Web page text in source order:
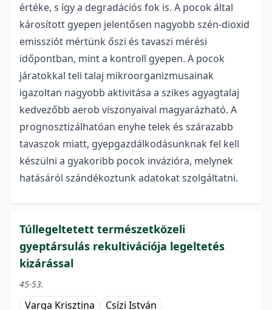
értéke, s így a degradációs fok is. A pocok által
károsított gyepen jelentősen nagyobb szén-dioxid
emissziót mértünk őszi és tavaszi mérési
időpontban, mint a kontroll gyepen. A pocok
járatokkal teli talaj mikroorganizmusainak
igazoltan nagyobb aktivitása a szikes agyagtalaj
kedvezőbb aerob viszonyaival magyarázható. A
prognosztizálhatóan enyhe telek és szárazabb
tavaszok miatt, gyepgazdálkodásunknak fel kell
készülni a gyakoribb pocok invázióra, melynek
hatásáról szándékoztunk adatokat szolgáltatni.
Túllegeltetett természetközeli
gyeptársulás rekultivációja legeltetés
kizárással
45-53.
Varga Krisztina Csízi István